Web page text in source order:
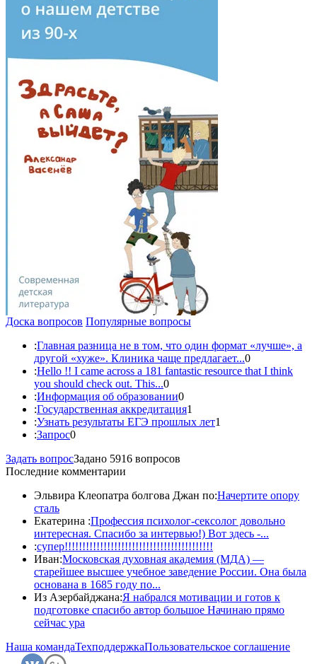
Доска вопросов Популярные вопросы
:Главная разница не в том, что один формат «лучше», а
другой «хуже». Клиника чаще предлагает...0
:Hello !! I came across a 181 fantastic resource that I think
you should check out. This...0
:Информация об образовании0
:Государственная аккредитация1
:Узнать результаты ЕГЭ прошлых лет1
:Запрос0
Задать вопросЗадано 5916 вопросов
Последние комментарии
Эльвира Клеопатра болгова Джан по:Начертите опору
сталь
Екатерина :Профессия психолог-сексолог довольно
интересная. Спасибо за интервью!) Вот здесь -...
:супер!!!!!!!!!!!!!!!!!!!!!!!!!!!!!!!!!!!!!!!!!!
Иван:Московская духовная академия (МДА) —
старейшее высшее учебное заведение России. Она была
основана в 1685 году по...
Из Азербайджана:Я набрался мотивации и готов к
подготовке спасибо автор большое Начинаю прямо
сейчас ура
Наша командаТехподдержкаПользовательское соглашение